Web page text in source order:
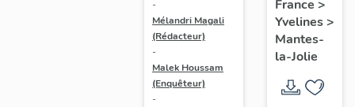
-
Mélandri Magali
(Rédacteur)
-
Malek Houssam
(Enquêteur)
-
la-Jolie
France >
Yvelines>
Mantes-
la-Jolie